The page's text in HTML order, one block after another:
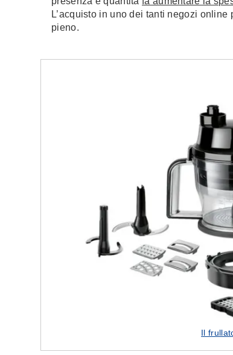
L’acquisto in uno dei tanti negozi
pieno.
Il